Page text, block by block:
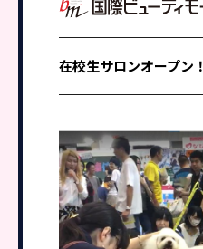
在校生サロンオープン！